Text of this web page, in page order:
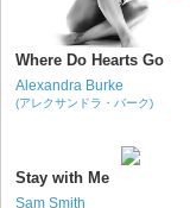
Where Do Hearts Go
Alexandra Burke
(アレクサンドラ・バーク)
Stay with Me
Sam Smith